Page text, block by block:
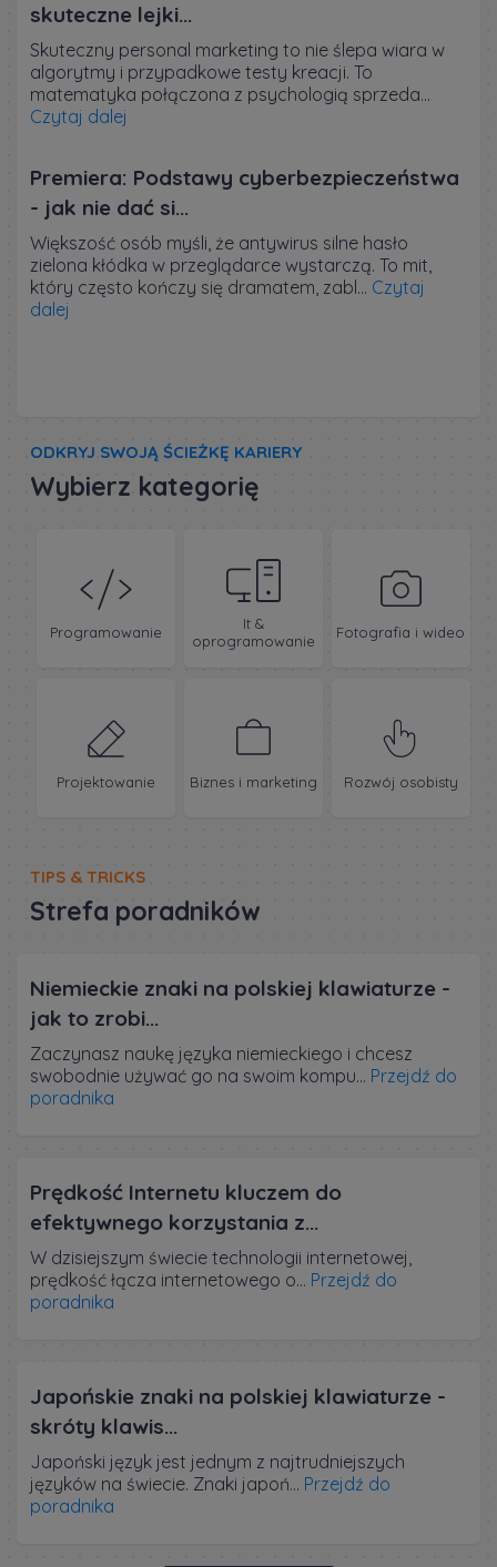
skuteczne lejki...
Skuteczny personal marketing to nie ślepa wiara w
algorytmy i przypadkowe testy kreacji. To
matematyka połączona z psychologią sprzeda...
Czytaj dalej
Premiera: Podstawy cyberbezpieczeństwa
- jak nie dać si...
Większość osób myśli, że antywirus silne hasło
zielona kłódka w przeglądarce wystarczą. To mit,
który często kończy się dramatem, zabl... Czytaj
dalej
ODKRYJ SWOJĄ ŚCIEŻKĘ KARIERY
Wybierz kategorię
Programowanie
It &
oprogramowanie
Fotografia i wideo
Projektowanie Biznes i marketing Rozwój osobisty
TIPS & TRICKS
Strefa poradników
Niemieckie znaki na polskiej klawiaturze -
jak to zrobi...
Zaczynasz naukę języka niemieckiego i chcesz
swobodnie używać go na swoim kompu... Przejdź do
poradnika
Prędkość Internetu kluczem do
efektywnego korzystania z...
W dzisiejszym świecie technologii internetowej,
prędkość łącza internetowego o... Przejdź do
poradnika
Japońskie znaki na polskiej klawiaturze -
skróty klawis...
Japoński język jest jednym z najtrudniejszych
języków na świecie. Znaki japoń... Przejdź do
poradnika